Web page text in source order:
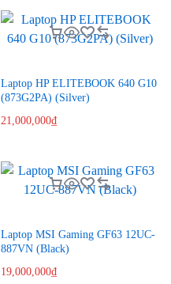
Laptop HP ELITEBOOK 640 G10
(873G2PA) (Silver)
21,000,000₫
Laptop MSI Gaming GF63 12UC-
887VN (Black)
19,000,000₫